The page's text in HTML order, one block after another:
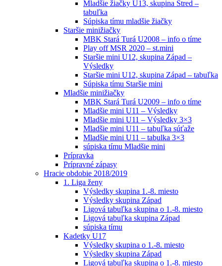
Mladšie žiačky U13, skupina Stred –
tabuľka
Súpiska tímu mladšie žiačky
Staršie minižiačky
MBK Stará Turá U2008 – info o tíme
Play off MSR 2020 – st.mini
Staršie mini U12, skupina Západ –
Výsledky
Staršie mini U12, skupina Západ – tabuľka
Súpiska tímu Staršie mini
Mladšie minižiačky
MBK Stará Turá U2009 – info o tíme
Mladšie mini U11 – Výsledky
Mladšie mini U11 – Výsledky 3×3
Mladšie mini U11 – tabuľka súťaže
Mladšie mini U11 – tabulka 3×3
súpiska tímu Mladšie mini
Prípravka
Prípravné zápasy
Hracie obdobie 2018/2019
1. Liga ženy
Výsledky skupina 1.-8. miesto
Výsledky skupina Západ
Ligová tabuľka skupina o 1.-8. miesto
Ligová tabuľka skupina Západ
súpiska tímu
Kadetky U17
Výsledky skupina o 1.-8. miesto
Výsledky skupina Západ
Ligová tabuľka skupina o 1.-8. miesto